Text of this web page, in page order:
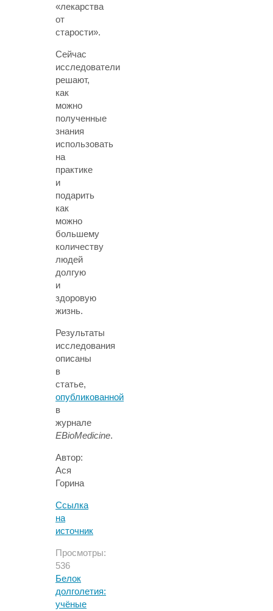
«лекарства
от
старости».
Сейчас
исследователи
решают,
как
можно
полученные
знания
использовать
на
практике
и
подарить
как
можно
большему
количеству
людей
долгую
и
здоровую
жизнь.
Результаты
исследования
описаны
в
статье,
опубликованной
в
журнале
EBioMedicine.
Автор:
Ася
Горина
Ссылка
на
источник
Просмотры:
536
Белок
долголетия:
учёные